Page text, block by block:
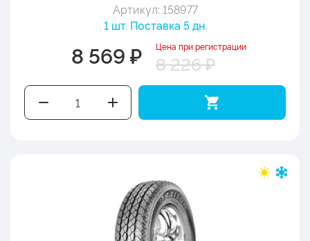
Артикул: 158977
1 шт. Поставка 5 дн.
8 569 ₽ Цена при регистрации
8 226 ₽